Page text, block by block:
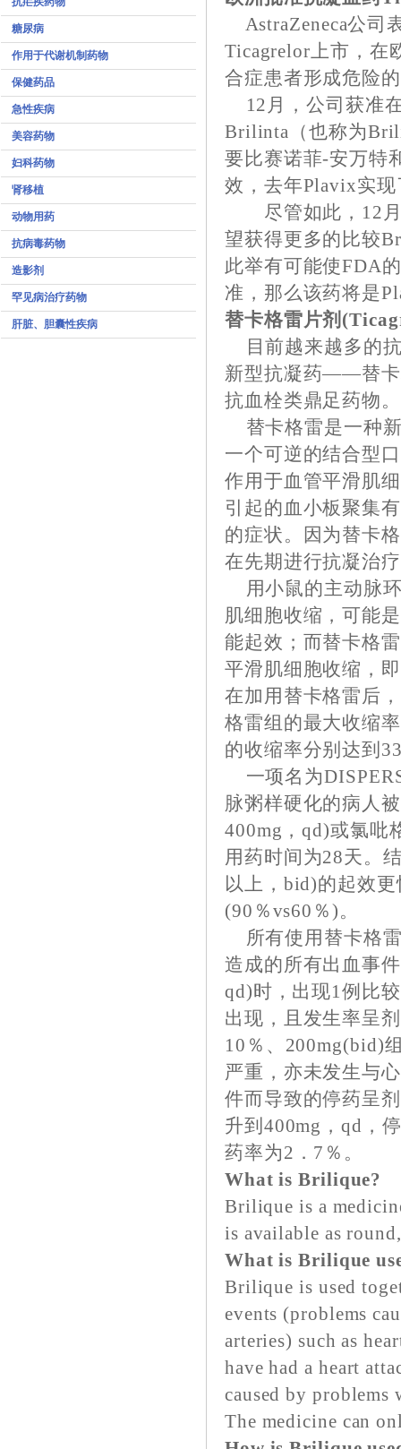
糖尿病
作用于代谢机制药物
保健药品
急性疾病
美容药物
妇科药物
肾移植
动物用药
抗病毒药物
造影剂
罕见病治疗药物
肝脏、胆囊性疾病
AstraZeneca公司
Ticagrelor上市，在
合症患者形成危险
12月，公司获准
Brilinta（也称为
要比赛诺菲-安万特
效，去年Plavix实
尽管如此，12月
望获得更多的比较
此举有可能使FDA
准，那么该药将是
替卡格雷片剂
目前越来越多的
新型抗凝药——替卡
抗血栓类鼎足药物。
替卡格雷是一种
一个可逆的结合型
作用于血管平滑肌
引起的血小板聚集
的症状。因为替卡
在先期进行抗凝治
用小鼠的主动脉
肌细胞收缩，可能
能起效；而替卡格
平滑肌细胞收缩，
在加用替卡格雷后
格雷组的最大收缩
的收缩率分别达到
一项名为
脉粥样硬化的病人
400mg，qd)或氯吡
用药时间为28天。
以上，bid)的起效
(90％vs60％)。
所有使用替卡格
造成的所有出血事
qd)时，出现1例比
出现，且发生率呈
10％、200mg(bid)
严重，亦未发生与
件而导致的停药呈
升到400mg，qd，
药率为2．7％。
What is Brilique?
Brilique is a
is available as
What is Brilique
Brilique is used
events (problems
arteries) such as
have had a heart
caused by
The medicine can